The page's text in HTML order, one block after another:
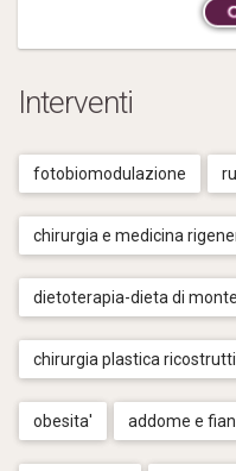
Interventi
fotobiomodulazione
chirurgia e medicina
dietoterapia-dieta di
chirurgia plastica
obesita' addome e